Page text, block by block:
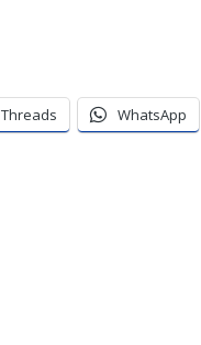
Threads WhatsApp